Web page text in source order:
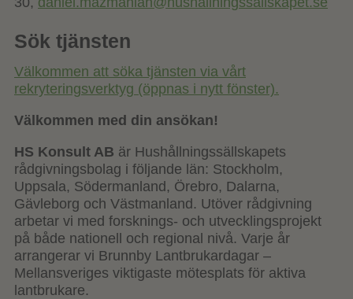
Sök tjänsten
Välkommen att söka tjänsten via vårt
rekryteringsverktyg (öppnas i nytt fönster).
Välkommen med din ansökan!
HS Konsult AB är Hushållningssällskapets
rådgivningsbolag i följande län: Stockholm,
Uppsala, Södermanland, Örebro, Dalarna,
Gävleborg och Västmanland. Utöver rådgivning
arbetar vi med forsknings- och utvecklingsprojekt
på både nationell och regional nivå. Varje år
arrangerar vi Brunnby Lantbrukardagar –
Mellansveriges viktigaste mötesplats för aktiva
lantbrukare.